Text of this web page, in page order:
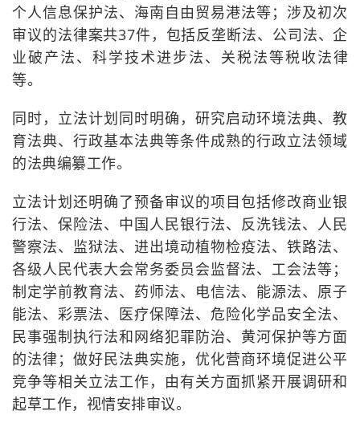
个人信息保护法、海南自由贸易港法等；涉及初次
审议的法律案共37件，包括反垄断法、公司法、企
业破产法、科学技术进步法、关税法等税收法律
等。
同时，立法计划同时明确，研究启动环境法典、教
育法典、行政基本法典等条件成熟的行政立法领域
的法典编纂工作。
立法计划还明确了预备审议的项目包括修改商业银
行法、保险法、中国人民银行法、反洗钱法、人民
警察法、监狱法、进出境动植物检疫法、铁路法、
各级人民代表大会常务委员会监督法、工会法等；
制定学前教育法、药师法、电信法、能源法、原子
能法、彩票法、医疗保障法、危险化学品安全法、
民事强制执行法和网络犯罪防治、黄河保护等方面
的法律；做好民法典实施，优化营商环境促进公平
竞争等相关立法工作，由有关方面抓紧开展调研和
起草工作，视情安排审议。